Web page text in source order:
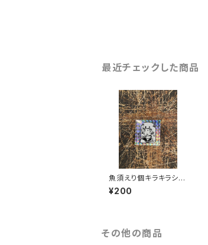
最近チェックした商品
魚須えり個キラキラシー
ル「懸念」
¥200
その他の商品